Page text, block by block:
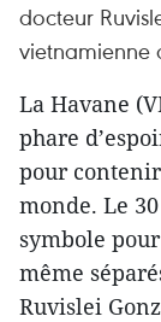
docteur
vietnamienne
La Havane
phare
pour
monde. Le
symbole
même
Ruvislei